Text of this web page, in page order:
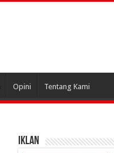
Opini Tentang Kami
IKLAN